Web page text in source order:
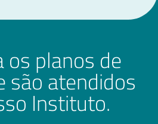
os planos de
são atendidos
Instituto.